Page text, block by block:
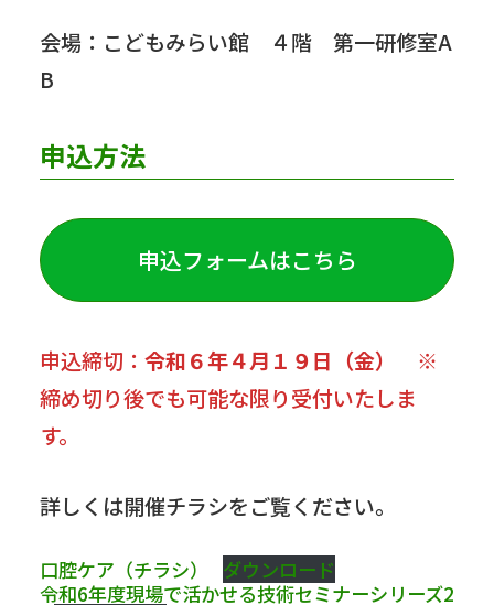
会場：こどもみらい館 ４階 第一研修室A
B
申込方法
申込フォームはこちら
申込締切： 令和６年４月１９日（金）
※
締め切り後でも可能な限り受付いたしま
す。
詳しくは開催チラシをご覧ください。
口腔ケア（チラシ）
ダウンロード
令和6年度現場で活かせる技術セミナーシリーズ2